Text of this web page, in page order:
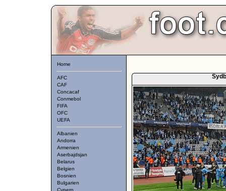
Home
AFC
CAF
Concacaf
Conmebol
FIFA
OFC
UEFA
Albanien
Andorra
Armenien
Aserbajdsjan
Belarus
Belgien
Bosnien
Bulgarien
Cypern